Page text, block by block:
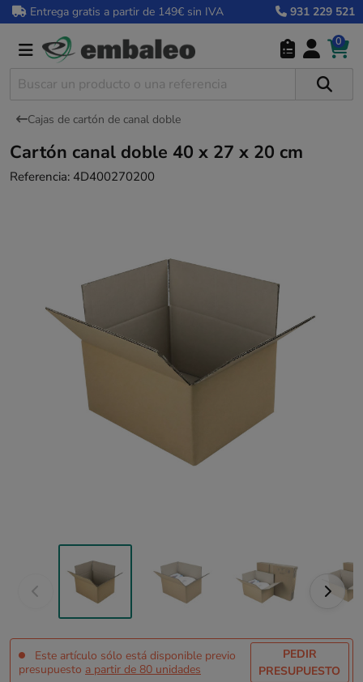
Entrega gratis a partir de 149€ sin IVA 931 229 521
0
Cajas de cartón de canal doble
Cartón canal doble 40 x 27 x 20 cm
Referencia: 4D400270200
Este artículo sólo está disponible previo
presupuesto a partir de 80 unidades
PEDIR
PRESUPUESTO